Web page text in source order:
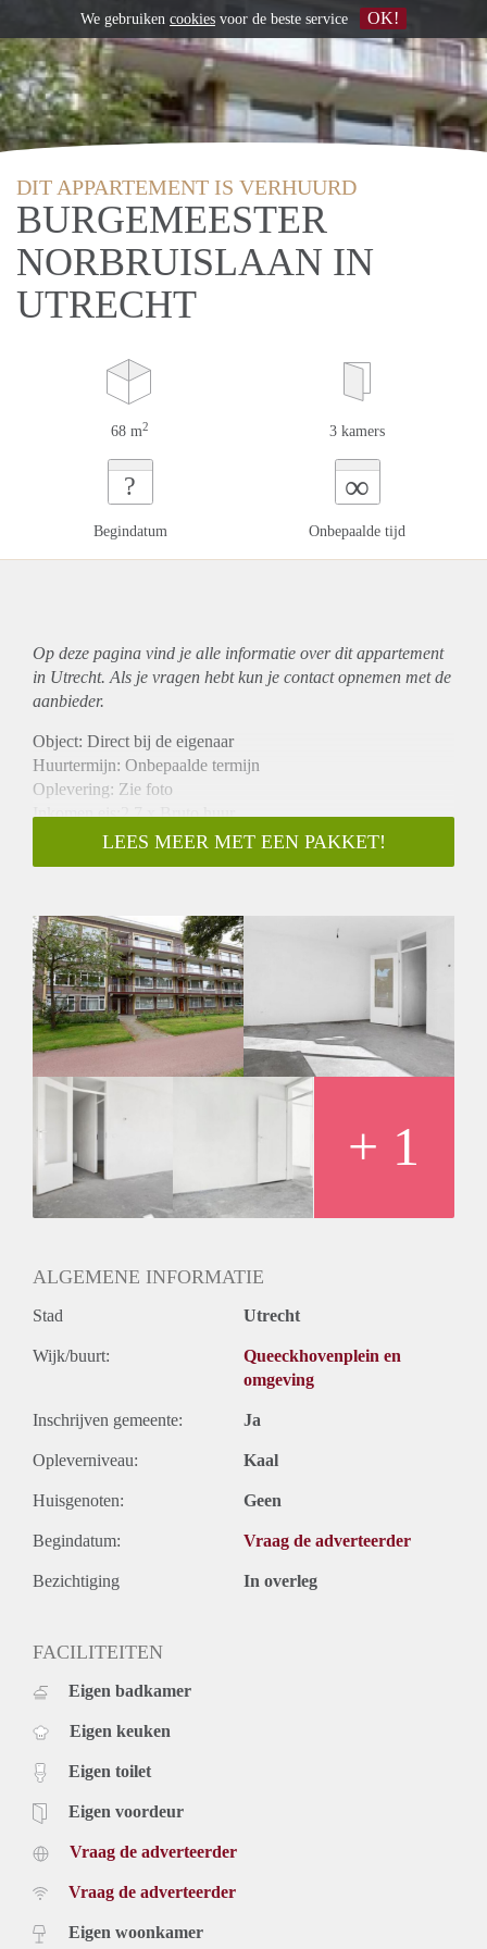
DIT APPARTEMENT IS VERHUURD
BURGEMEESTER
NORBRUISLAAN IN
UTRECHT
68 m2 3 kamers
?
Begindatum
∞
Onbepaalde tijd
Op deze pagina vind je alle informatie over ditappartement
in Utrecht. Als je vragen hebt kun je contact opnemen met de
aanbieder.
Object: Direct bij de eigenaar
Huurtermijn: Onbepaalde termijn
Oplevering: Zie foto
Inkomen eis:2,7 x Bruto huur
Garantiestelling mogelijk: Ja
Borg: 1 Maand
Huisdieren toegestaan: Afhankelijk van de Eigenaar
Huurtoeslag grens: Nee
Geschikt voor studenten: Afhankelijk van de Eigenaar
LEES MEER MET EEN PAKKET!
+ 1
ALGEMENE INFORMATIE
Stad Utrecht
Wijk/buurt:
Queeckhovenplein en
omgeving
Inschrijven gemeente: Ja
Opleverniveau: Kaal
Huisgenoten: Geen
Begindatum: Vraag de adverteerder
Bezichtiging In overleg
FACILITEITEN
Eigen badkamer
Eigen keuken
Eigen toilet
Eigen voordeur
Vraag de adverteerder
Vraag de adverteerder
Eigen woonkamer
We gebruiken cookies voor de beste service OK!